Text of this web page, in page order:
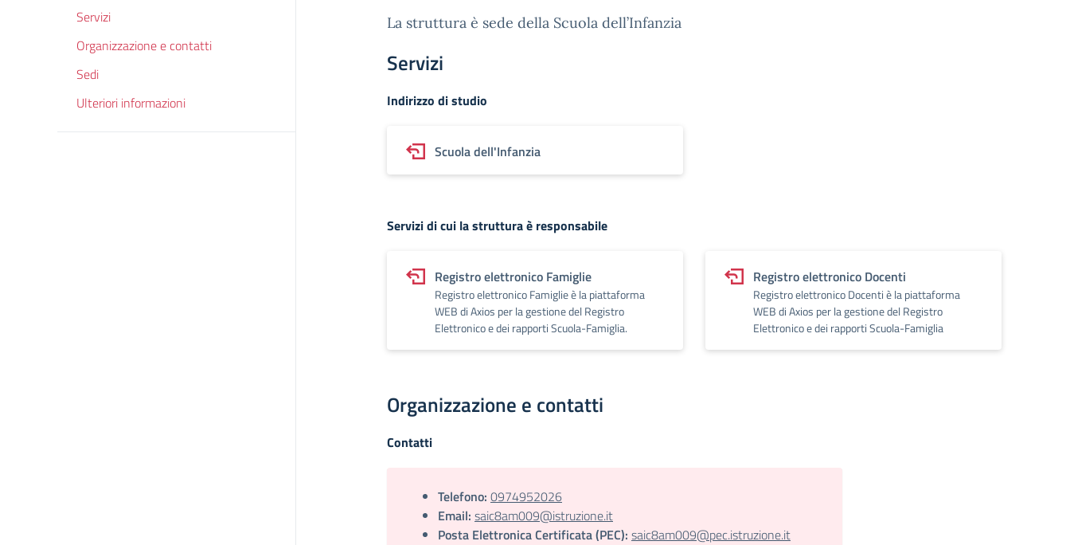
Servizi
Organizzazione e contatti
Sedi
Ulteriori informazioni
La struttura è sede della Scuola dell’Infanzia
Servizi
Indirizzo di studio
Scuola dell'Infanzia
Servizi di cui la struttura è responsabile
Registro elettronico Famiglie
Registro elettronico Famiglie è la piattaforma
WEB di Axios per la gestione del Registro
Elettronico e dei rapporti Scuola-Famiglia.
Registro elettronico Docenti
Registro elettronico Docenti è la piattaforma
WEB di Axios per la gestione del Registro
Elettronico e dei rapporti Scuola-Famiglia
Organizzazione e contatti
Contatti
Telefono: 0974952026
Email: saic8am009@istruzione.it
Posta Elettronica Certificata (PEC): saic8am009@pec.istruzione.it